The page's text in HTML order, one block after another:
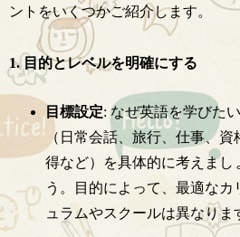
ントをいくつかご紹介します。
1. 目的とレベルを明確にする
目標設定: なぜ英語を学びた
（日常会話、旅行、仕事、資
得など）を具体的に考えまし
う。目的によって、最適なカ
ュラムやスクールは異なりま